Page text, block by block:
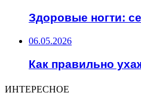
Здоровые ногти:
06.05.2026
Как правильно
ИНТЕРЕСНОЕ